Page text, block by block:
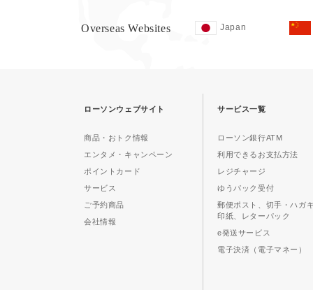
Overseas Websites Japan
ローソンウェブサイト
商品・おトク情報
エンタメ・キャンペーン
ポイントカード
サービス
ご予約商品
会社情報
サービス一覧
ローソン銀行ATM
利用できるお支払方法
レジチャージ
ゆうパック受付
郵便ポスト、切手・ハガ
印紙、レターパック
e発送サービス
電子決済（電子マネー）